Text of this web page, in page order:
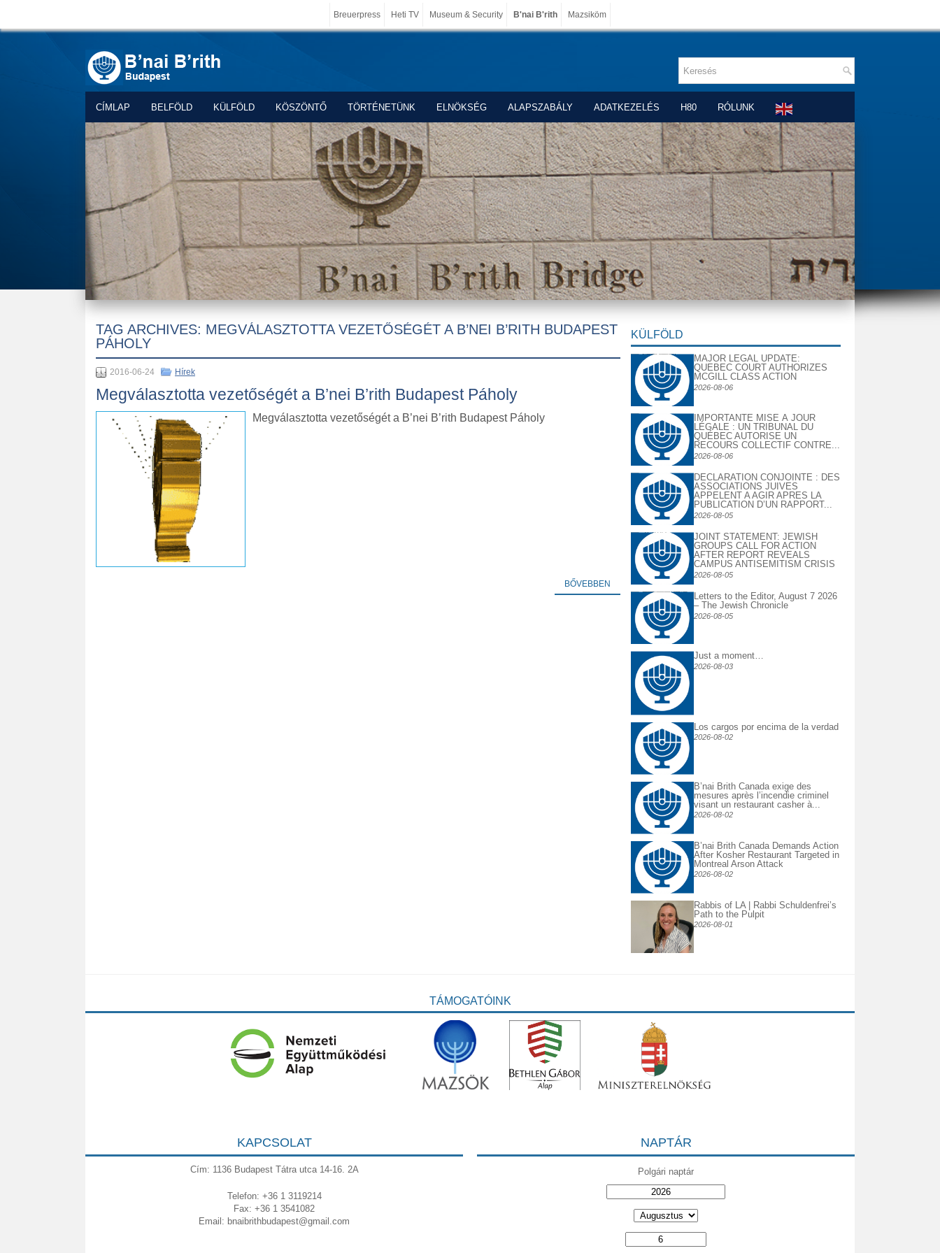
Breuerpress Heti TV Museum & Security B'nai B'rith Mazsiköm
CÍMLAP BELFÖLD KÜLFÖLD KÖSZÖNTŐ TÖRTÉNETÜNK ELNÖKSÉG ALAPSZABÁLY ADATKEZELÉS H80 RÓLUNK
TAG ARCHIVES: MEGVÁLASZTOTTA VEZETŐSÉGÉT A B’NEI B’RITH BUDAPEST
PÁHOLY
2016-06-24 Hírek
Megválasztotta vezetőségét a B’nei B’rith Budapest Páholy
Megválasztotta vezetőségét a B’nei B’rith Budapest Páholy
BŐVEBBEN
KÜLFÖLD
MAJOR LEGAL UPDATE:
QUEBEC COURT AUTHORIZES
MCGILL CLASS ACTION
2026-08-06
IMPORTANTE MISE À JOUR
LÉGALE : UN TRIBUNAL DU
QUÉBEC AUTORISE UN
RECOURS COLLECTIF CONTRE...
2026-08-06
DECLARATION CONJOINTE : DES
ASSOCIATIONS JUIVES
APPELENT A AGIR APRES LA
PUBLICATION D’UN RAPPORT...
2026-08-05
JOINT STATEMENT: JEWISH
GROUPS CALL FOR ACTION
AFTER REPORT REVEALS
CAMPUS ANTISEMITISM CRISIS
2026-08-05
Letters to the Editor, August 7 2026
– The Jewish Chronicle
2026-08-05
Just a moment…
2026-08-03
Los cargos por encima de la verdad
2026-08-02
B’nai Brith Canada exige des
mesures après l’incendie criminel
visant un restaurant casher à...
2026-08-02
B’nai Brith Canada Demands Action
After Kosher Restaurant Targeted in
Montreal Arson Attack
2026-08-02
Rabbis of LA | Rabbi Schuldenfrei’s
Path to the Pulpit
2026-08-01
TÁMOGATÓINK
KAPCSOLAT
Cím: 1136 Budapest Tátra utca 14-16. 2A
Telefon: +36 1 3119214
Fax: +36 1 3541082
Email: bnaibrithbudapest@gmail.com
NAPTÁR
Polgári naptár